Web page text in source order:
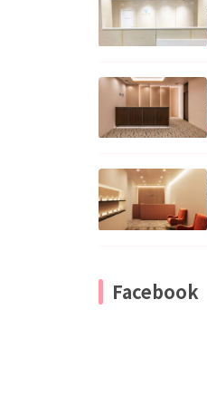
Facebook